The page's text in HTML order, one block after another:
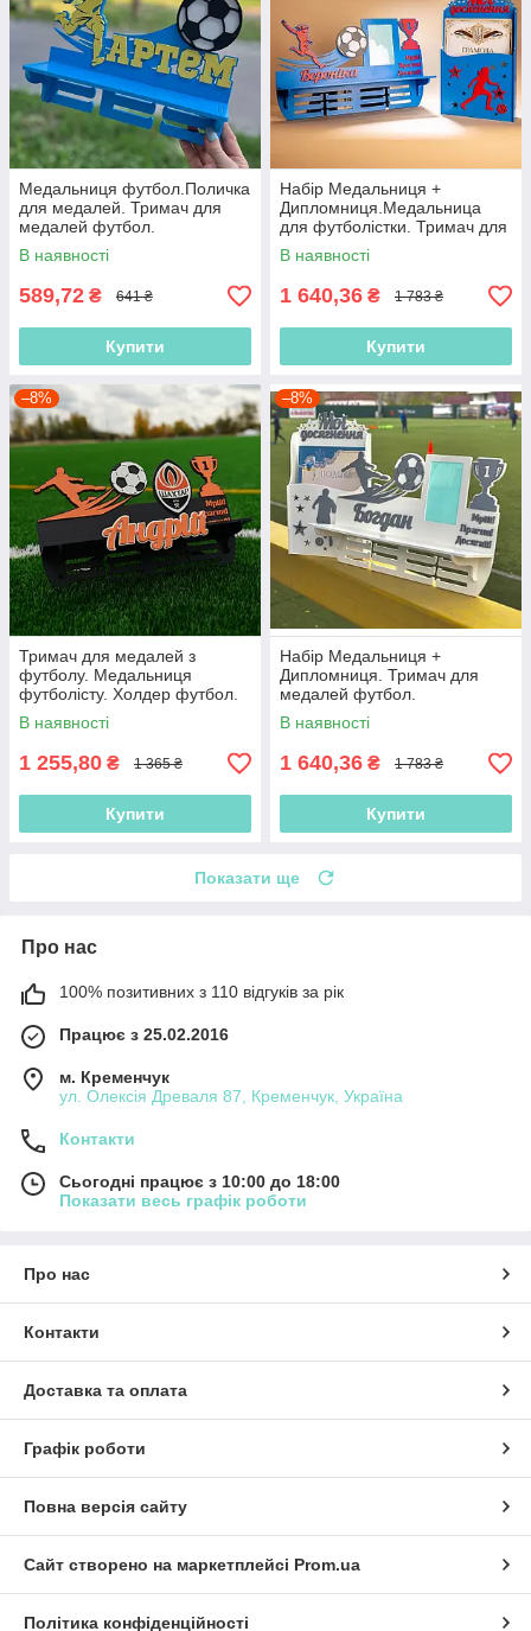
Медальниця футбол.Поличка
для медалей. Тримач для
медалей футбол.
Медальниця футболісту.
Холдер футбол.
В наявності
589,72 ₴ 641 ₴
Купити
Набір Медальниця +
Дипломниця.Медальница
для футболістки. Тримач для
медалей футбол. Холдер
футбол
В наявності
1 640,36 ₴ 1 783 ₴
Купити
–8%
Тримач для медалей з
футболу. Медальниця
футболісту. Холдер футбол.
Медальниця для нагород
В наявності
1 255,80 ₴ 1 365 ₴
Купити
–8%
Набір Медальниця +
Дипломниця. Тримач для
медалей футбол.
Медальница футболісту.
Холдер футбол
В наявності
1 640,36 ₴ 1 783 ₴
Купити
Показати ще
Про нас
100% позитивних з 110 відгуків за рік
Працює з 25.02.2016
м. Кременчук
ул. Олексія Древаля 87, Кременчук, Україна
Контакти
Сьогодні працює з 10:00 до 18:00
Показати весь графік роботи
Про нас
Контакти
Доставка та оплата
Графік роботи
Повна версія сайту
Сайт створено на маркетплейсі Prom.ua
Політика конфіденційності